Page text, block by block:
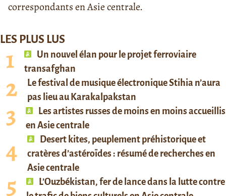
correspondants en Asie centrale.
LES PLUS LUS
Un nouvel élan pour le projet ferroviaire
transafghan
Le festival de musique électronique Stihia n’aura
pas lieu au Karakalpakstan
Les artistes russes de moins en moins accueillis
en Asie centrale
Desert kites, peuplement préhistorique et
cratères d’astéroïdes : résumé de recherches en
Asie centrale
L’Ouzbékistan, fer de lance dans la lutte contre